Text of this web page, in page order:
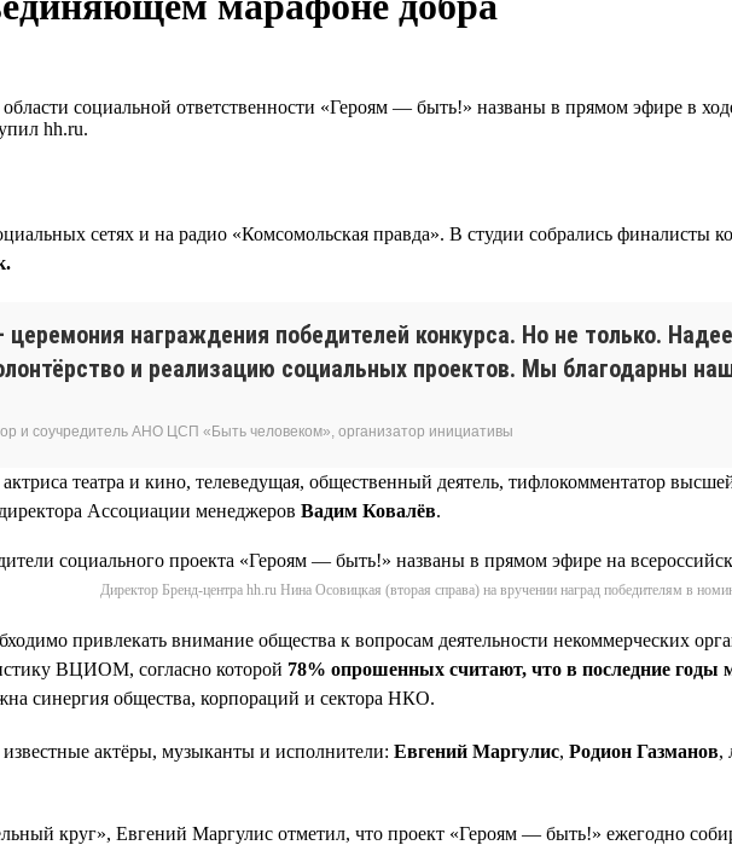
социальной ответственности «Героям — быть!» названы в прямом эфире в
hh.ru.
сетях и на радио «Комсомольская правда». В студии собрались
награждения победителей конкурса. Но не только.
и реализацию социальных проектов. Мы благодарны
и соучредитель АНО ЦСП «Быть человеком», организатор инициативы
театра и кино, телеведущая, общественный деятель, тифлокомментатор
Ассоциации менеджеров Вадим Ковалёв.
Директор Бренд-центра hh.ru Нина Осовицкая (вторая справа) на вручении наград победителям в
привлекать внимание общества к вопросам деятельности некоммерческих
ВЦИОМ, согласно которой 78% опрошенных считают, что в последние годы
синергия общества, корпораций и сектора НКО.
актёры, музыканты и исполнители: Евгений Маргулис, Родион Газманов,
круг», Евгений Маргулис отметил, что проект «Героям — быть!» ежегодно